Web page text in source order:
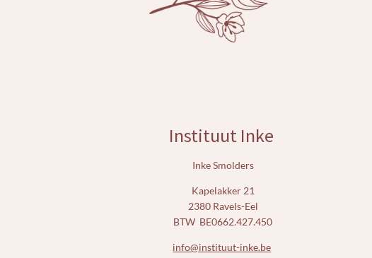
Instituut Inke
Inke Smolders
Kapelakker 21
2380 Ravels-Eel
BTW BE0662.427.450
info@instituut-inke.be